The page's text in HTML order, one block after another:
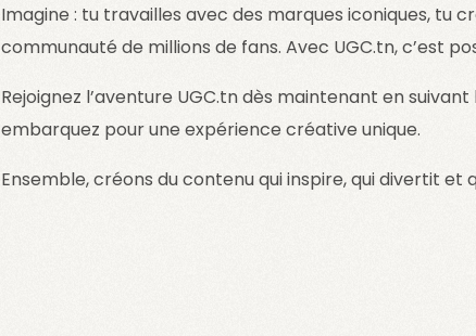
Imagine : tu travailles avec des marques iconiques, tu
communauté de millions de fans. Avec UGC.tn, c’est
Rejoignez l’aventure UGC.tn dès maintenant en
embarquez pour une expérience créative unique.
Ensemble, créons du contenu qui inspire, qui divertit